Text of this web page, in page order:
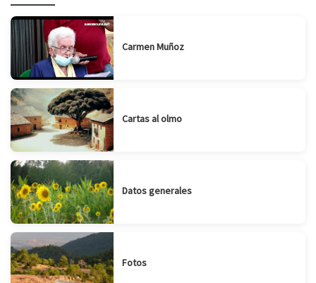
Carmen Muñoz
Cartas al olmo
Datos generales
Fotos